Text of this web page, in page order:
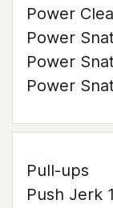
Power
Power
Power
Power
Pull-ups
Push Jerk